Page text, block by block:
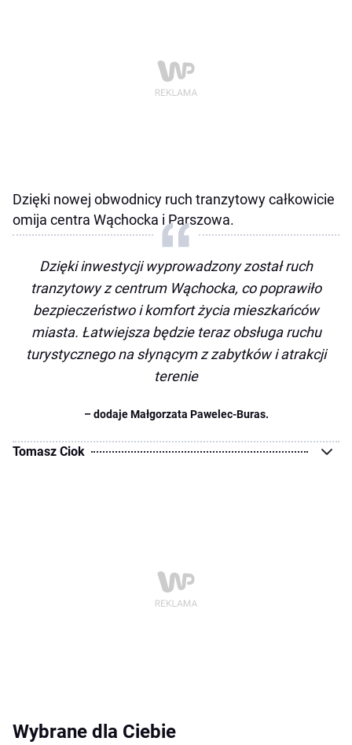
Dzięki nowej obwodnicy ruch tranzytowy całkowicie
omija centra Wąchocka i Parszowa.
Dzięki inwestycji wyprowadzony został ruch
tranzytowy z centrum Wąchocka, co poprawiło
bezpieczeństwo i komfort życia mieszkańców
miasta. Łatwiejsza będzie teraz obsługa ruchu
turystycznego na słynącym z zabytków i atrakcji
terenie
– dodaje Małgorzata Pawelec-Buras.
Tomasz Ciok
Wybrane dla Ciebie